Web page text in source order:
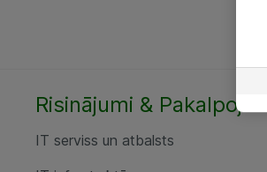
Risinājumi & Pakalpojumi
IT serviss un atbalsts